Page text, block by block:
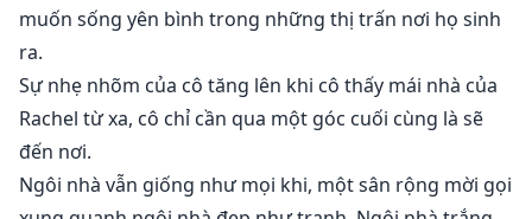
muốn sống yên bình trong những thị trấn nơi họ sinh
ra.
Sự nhẹ nhõm của cô tăng lên khi cô thấy mái nhà của
Rachel từ xa, cô chỉ cần qua một góc cuối cùng là sẽ
đến nơi.
Ngôi nhà vẫn giống như mọi khi, một sân rộng mời gọi